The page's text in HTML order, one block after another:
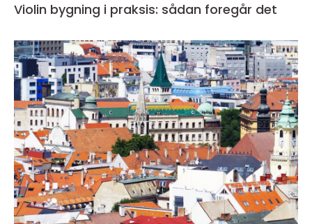
Violin bygning i praksis: sådan foregår det